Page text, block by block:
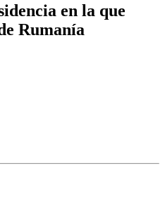
en la que
Rumanía